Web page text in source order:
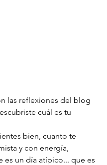
las reflexiones del blog
cuál es tu
bien, cuanto te
y con energía,
es un día atípico... que es